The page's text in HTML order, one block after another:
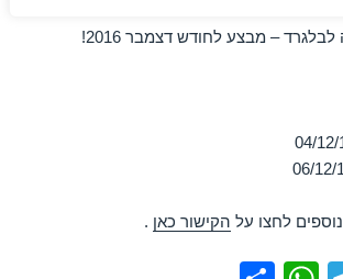
– מבצע לחודש דצמבר 2016!
לחצו על הקישור כאן .